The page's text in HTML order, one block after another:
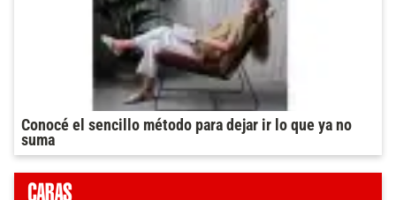
Conocé el sencillo método para dejar ir lo que ya no
suma